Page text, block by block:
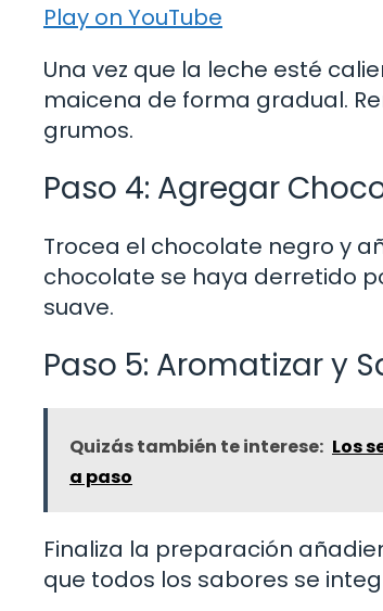
Play on YouTube
Una vez que la leche esté
maicena de forma gradual.
grumos.
Paso 4: Agregar
Trocea el chocolate negro y
chocolate se haya derretido
suave.
Paso 5: Aromatizar y
Quizás también te interese: Los
a paso
Finaliza la preparación
que todos los sabores se